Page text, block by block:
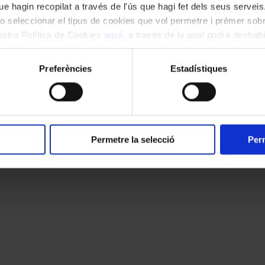
hagin recopilat a través de l'ús que hagi fet dels seus
seleccionar el tipus de cookies que vol permetre i prémer
Política de Cookies aquí
, a través de la qual podrà
Preferències Estadístiques
Permetre la selecció
amb*